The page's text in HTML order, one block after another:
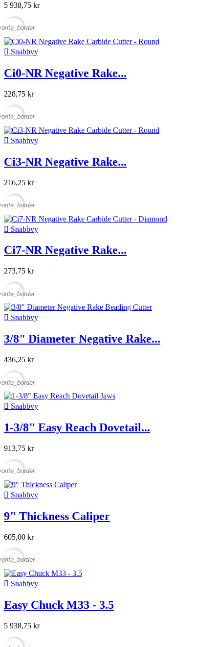
5 938,75 kr
 Snabbvy
Ci0-NR Negative Rake...
228,75 kr
 Snabbvy
Ci3-NR Negative Rake...
216,25 kr
 Snabbvy
Ci7-NR Negative Rake...
273,75 kr
 Snabbvy
3/8" Diameter Negative Rake...
436,25 kr
 Snabbvy
1-3/8" Easy Reach Dovetail...
913,75 kr
 Snabbvy
9" Thickness Caliper
605,00 kr
 Snabbvy
Easy Chuck M33 - 3.5
5 938,75 kr